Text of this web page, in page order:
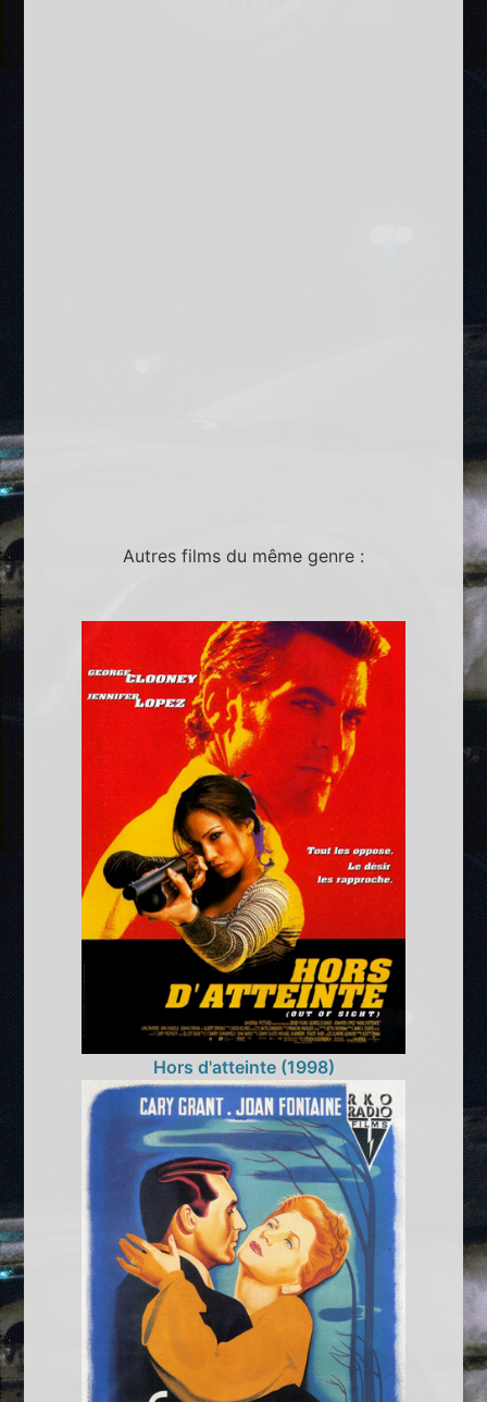
Autres films du même genre :
Hors d'atteinte (1998)